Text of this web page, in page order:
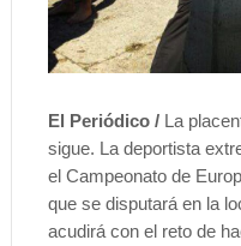
El Periódico / La
sigue. La deportista
el Campeonato de
que se disputará en la
acudirá con el reto de